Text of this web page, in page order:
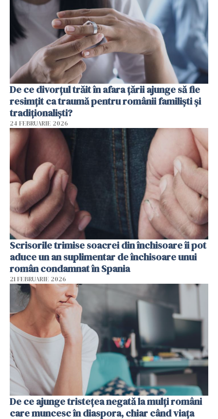
De ce divorțul trăit în afara țării ajunge să fie
resimțit ca traumă pentru românii familiști și
tradiționaliști?
24 FEBRUARIE 2026
Scrisorile trimise soacrei din închisoare îi pot
aduce un an suplimentar de închisoare unui
român condamnat în Spania
21 FEBRUARIE 2026
De ce ajunge tristețea negată la mulți români
care muncesc în diaspora, chiar când viața